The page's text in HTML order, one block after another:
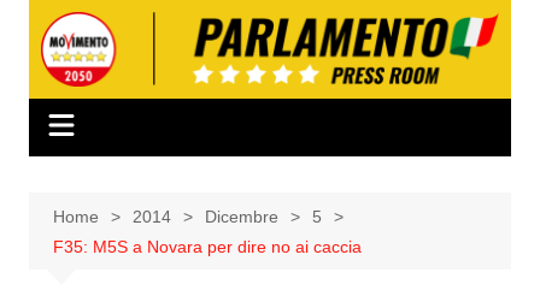
contenuto
Home 2014 Dicembre
5
F35: M5S a Novara per dire no ai caccia